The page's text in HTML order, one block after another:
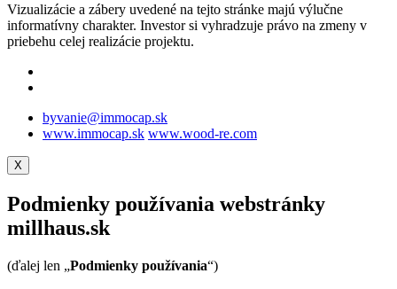
Vizualizácie a zábery uvedené na tejto stránke majú výlučne
informatívny charakter. Investor si vyhradzuje právo na zmeny v
priebehu celej realizácie projektu.
byvanie@immocap.sk
www.immocap.sk www.wood-re.com
X
Podmienky používania webstránky
millhaus.sk
(ďalej len „Podmienky používania“)